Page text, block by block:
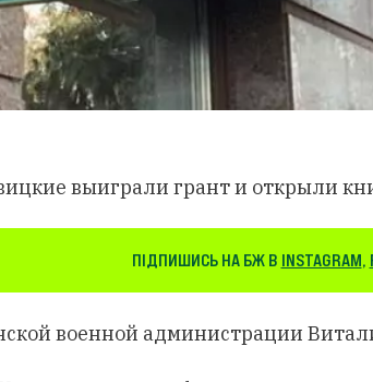
выиграли грант и открыли
ПІДПИШИСЬ НА БЖ В INSTAGRAM,
военной администрации